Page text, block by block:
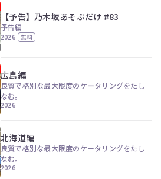
【予告】乃木坂あそぶだけ #83
予告編
2026 無料
広島編
良質で格別な最大限度のケータリングをたし
なむ。
2026
北海道編
良質で格別な最大限度のケータリングをたし
なむ。
2026